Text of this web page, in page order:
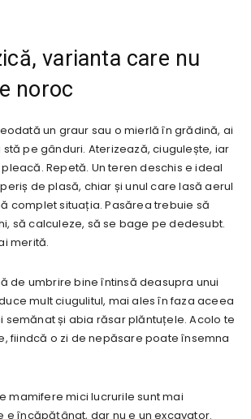
varianta care nu
noroc
un graur sau o mierlă în grădină, ai
pe gânduri. Aterizează, ciugulește, iar
Repetă. Un teren deschis e ideal
de plasă, chiar și unul care lasă aerul
complet situația. Pasărea trebuie să
să calculeze, să se bage pe dedesubt.
merită.
de umbrire bine întinsă deasupra unui
mult ciugulitul, mai ales în faza aceea
semănat și abia răsar plăntuțele. Acolo te
fiindcă o zi de nepăsare poate însemna
mamifere mici lucrurile sunt mai
e încăpățânat, dar nu e un excavator.